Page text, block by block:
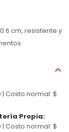
cm, resistente y
| Costo normal: $
Propia:
| Costo normal: $